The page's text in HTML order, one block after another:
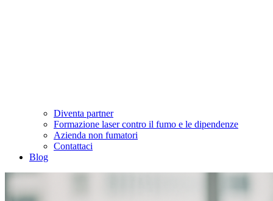
Diventa partner
Formazione laser contro il fumo e le dipendenze
Azienda non fumatori
Contattaci
Blog